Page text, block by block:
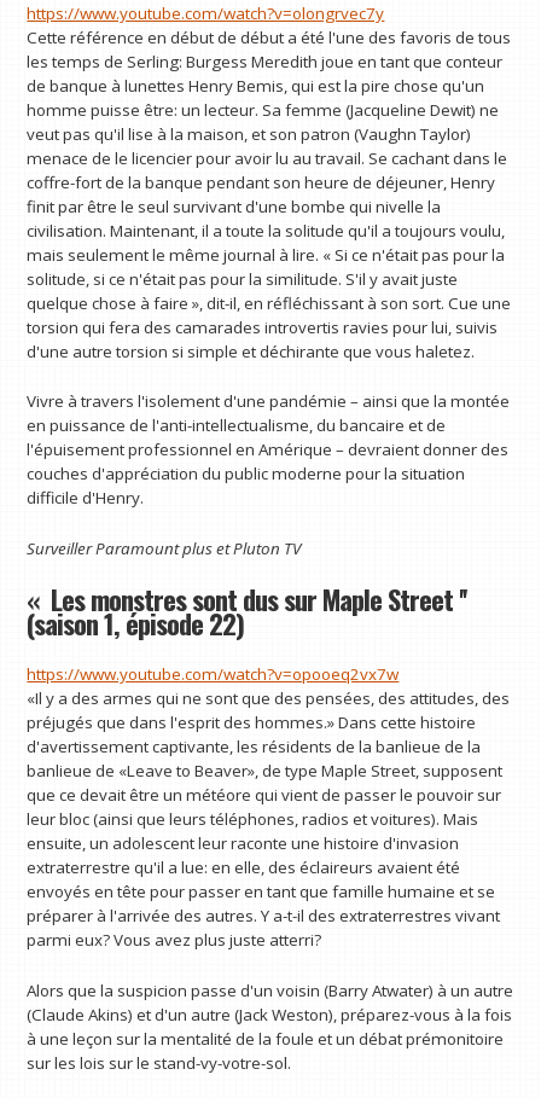
https://www.youtube.com/watch?v=olongrvec7y
Cette référence en début de début a été l'une des favoris de tous
les temps de Serling: Burgess Meredith joue en tant que conteur
de banque à lunettes Henry Bemis, qui est la pire chose qu'un
homme puisse être: un lecteur. Sa femme (Jacqueline Dewit) ne
veut pas qu'il lise à la maison, et son patron (Vaughn Taylor)
menace de le licencier pour avoir lu au travail. Se cachant dans le
coffre-fort de la banque pendant son heure de déjeuner, Henry
finit par être le seul survivant d'une bombe qui nivelle la
civilisation. Maintenant, il a toute la solitude qu'il a toujours voulu,
mais seulement le même journal à lire. « Si ce n'était pas pour la
solitude, si ce n'était pas pour la similitude. S'il y avait juste
quelque chose à faire », dit-il, en réfléchissant à son sort. Cue une
torsion qui fera des camarades introvertis ravies pour lui, suivis
d'une autre torsion si simple et déchirante que vous haletez.
Vivre à travers l'isolement d'une pandémie – ainsi que la montée
en puissance de l'anti-intellectualisme, du bancaire et de
l'épuisement professionnel en Amérique – devraient donner des
couches d'appréciation du public moderne pour la situation
difficile d'Henry.
SurveillerParamount plusetPluton TV
« Les monstres sont dus sur Maple Street ''
(saison 1, épisode 22)
https://www.youtube.com/watch?v=opooeq2vx7w
«Il y a des armes qui ne sont que des pensées, des attitudes, des
préjugés que dans l'esprit des hommes.» Dans cette histoire
d'avertissement captivante, les résidents de la banlieue de la
banlieue de «Leave to Beaver», de type Maple Street, supposent
que ce devait être un météore qui vient de passer le pouvoir sur
leur bloc (ainsi que leurs téléphones, radios et voitures). Mais
ensuite, un adolescent leur raconte une histoire d'invasion
extraterrestre qu'il a lue: en elle, des éclaireurs avaient été
envoyés en tête pour passer en tant que famille humaine et se
préparer à l'arrivée des autres. Y a-t-il des extraterrestres vivant
parmi eux? Vous avez plus juste atterri?
Alors que la suspicion passe d'un voisin (Barry Atwater) à un autre
(Claude Akins) et d'un autre (Jack Weston), préparez-vous à la fois
à une leçon sur la mentalité de la foule et un débat prémonitoire
sur les lois sur le stand-vy-votre-sol.